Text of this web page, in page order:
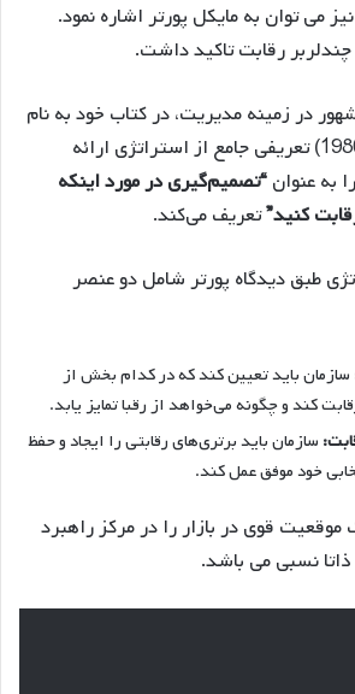
می توان به مایکل پورتر اشاره نمود.
رقابت تاکید داشت.
در زمینه مدیریت، در کتاب خود به نام
“استراتژی رقابتی” (1980) تعریفی جامع از استراتژی ارائه
به عنوان“تصمیم‌گیری در مورد اینکه
کنید”تعریف می‌کند.
طبق دیدگاه پورتر شامل دو عنصر
سازمان باید تعیین کند که در کدام بخش از
کند و چگونه می‌خواهد از رقبا تمایز یابد.
سازمان باید برتری‌های رقابتی را ایجاد و حفظ
خود موفق عمل کند.
قوی در بازار را در مرکز راهبرد
نسبی می باشد.